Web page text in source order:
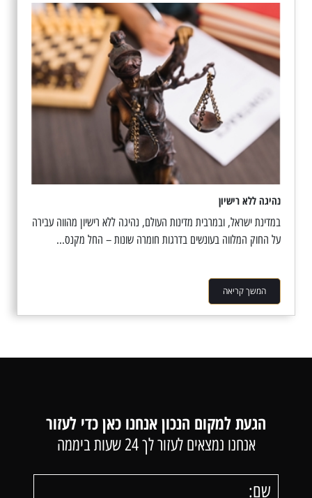
נהיגה ללא רישיון
במדינת ישראל, ובמרבית מדינות העולם, נהיגה ללא רישיון מהווה עבירה
על החוק המלווה בעונשים בדרגות חומרה שונות – החל מקנס...
המשך קריאה
הגעת למקום הנכון אנחנו כאן כדי לעזור
אנחנו נמצאים לעזור לך 24 שעות ביממה